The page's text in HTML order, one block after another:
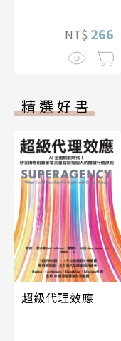
NT$ 266
精選好書
超級代理效應